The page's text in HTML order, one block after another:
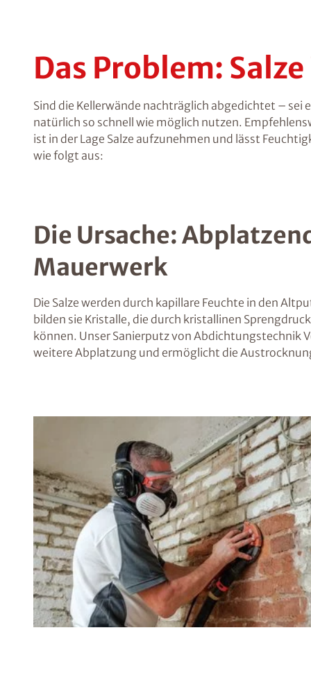
Das Problem:
Sind die Kellerwände nachträglich abgedichtet – sei
natürlich so schnell wie möglich nutzen.
ist in der Lage Salze aufzunehmen und lässt
wie folgt aus:
Die Ursache:
Mauerwerk
Die Salze werden durch kapillare Feuchte in den
bilden sie Kristalle, die durch kristallinen
können. Unser Sanierputz von Abdichtungstechnik
weitere Abplatzung und ermöglicht die